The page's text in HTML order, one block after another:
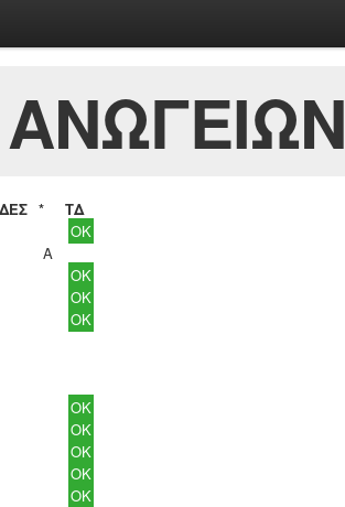
*
ΤΔ
OK
A
OK
OK
OK
OK
OK
OK
OK
OK